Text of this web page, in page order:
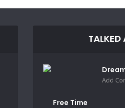
TALKED
Add
Free Time